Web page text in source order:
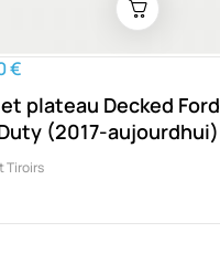
€
plateau Decked Ford
(2017-aujourdhui)
Tiroirs